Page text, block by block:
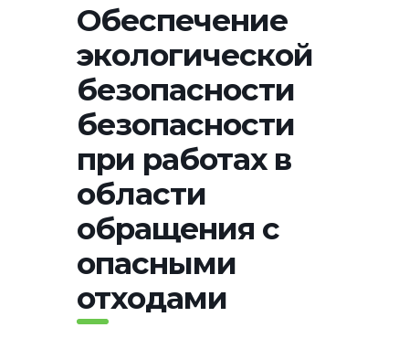
Обеспечение
экологической
безопасности
безопасности
при работах в
области
обращения с
опасными
отходами